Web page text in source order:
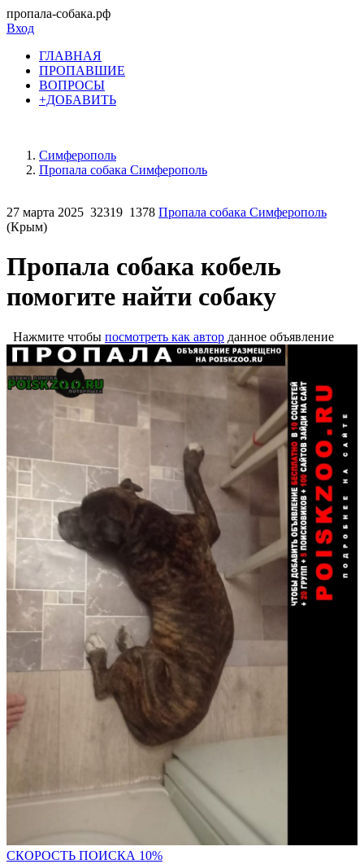
пропала-собака.рф
Вход
ГЛАВНАЯ
ПРОПАВШИЕ
ВОПРОСЫ
+ДОБАВИТЬ
Симферополь
Пропала собака Симферополь
27 марта 2025 32319 1378 Пропала собака Симферополь
(Крым)
Пропала собака кобель
помогите найти собаку
Нажмите чтобы посмотреть как автор данное объявление
СКОРОСТЬ ПОИСКА 10%